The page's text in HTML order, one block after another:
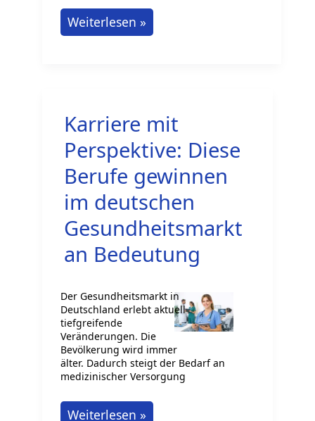
Karriereentwicklung
in
Bedeutung
von
Leadership-
Programmen
für
Fach-
Führungskräfte
Weiterlesen »
Karriere mit
Perspektive: Diese
Berufe gewinnen
im deutschen
Gesundheitsmarkt
an Bedeutung
Der Gesundheitsmarkt in
Deutschland erlebt aktuell
tiefgreifende
Veränderungen. Die
Bevölkerung wird immer
älter. Dadurch steigt der Bedarf an
medizinischer Versorgung
Karriere
Weiterlesen »